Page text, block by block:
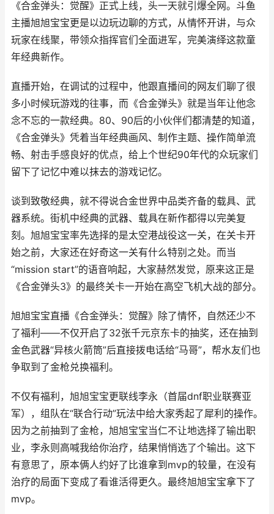
《合金弹头：觉醒》正式上线，头一天就引爆全网。斗鱼
主播旭旭宝宝更是以边玩边聊的方式，从情怀开讲，与众
玩家在线聚，带领众指挥官们全面进军，完美演绎这款童
年经典新作。
直播开始，在调试的过程中，他跟直播间的网友们聊了很
多小时候玩游戏的往事，而《合金弹头》就是当年让他念
念不忘的一款经典。80、90后的小伙伴们都清楚的知道，
《合金弹头》凭着当年经典画风、制作主题、操作简单流
畅、射击手感良好的优点，给上个世纪90年代的众玩家们
留下了记忆中难以抹去的游戏记忆。
谈到致敬经典，就不得说合金世界中品类齐备的载具、武
器系统。街机中经典的武器、载具在新作都得以完美复
刻。旭旭宝宝率先选择的是太空港战役这一关，在关卡开
始之前，大家还在好奇这一关有什么特别之处。而当
“mission start”的语音响起，大家赫然发觉，原来这正是
《合金弹头3》的最终关卡一开始在高空飞机大战的部分。
旭旭宝宝直播《合金弹头：觉醒》除了情怀，自然还少不
了福利——不仅开启了32张千元京东卡的抽奖，还在抽到
金色武器“异核火箭筒”后直接拨电话给“马哥”，帮水友们也
争取到了金枪兑换福利。
不仅有福利，旭旭宝宝更联线李永（首届dnf职业联赛亚
军），组队在“联合行动”玩法中给大家秀起了犀利的操作。
因为之前抽到了金枪，旭旭宝宝当仁不让地选择了输出职
业，李永则高喊我给你治疗，结果悄悄选了个输出。这下
有意思了，原本俩人约好了比谁拿到mvp的较量，在没有
治疗的局面下变成了看谁活得更久。最终旭旭宝宝拿下了
mvp。